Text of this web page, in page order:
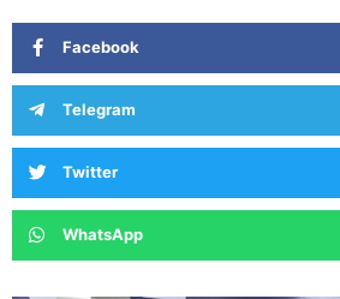
Facebook
Telegram
Twitter
WhatsApp